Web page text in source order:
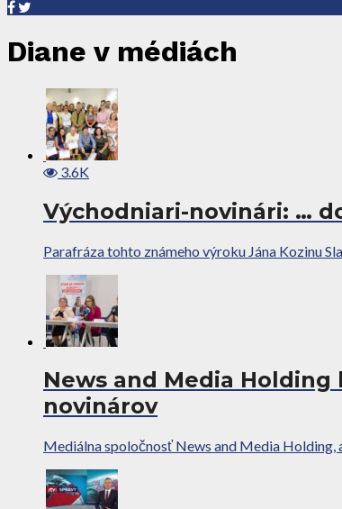
Diane v médiách
3.6K
Východniari-novinári: …
Parafráza tohto známeho výroku Jána Kozinu
News and Media
novinárov
Mediálna spoločnosť News and Media Holding,